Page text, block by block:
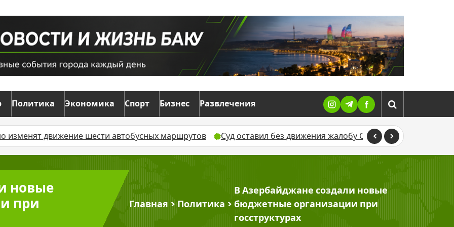
Политика Экономика Спорт Бизнес Развлечения
шести автобусных маршрутов Суд оставил без движения жалобу Севиндж Гусейновой против
новые
при
Главная >Политика >
В Азербайджане создали новые
бюджетные организации при
госструктурах